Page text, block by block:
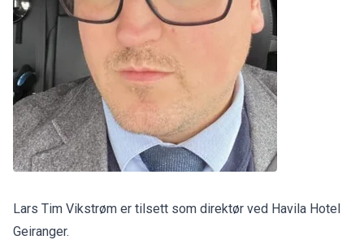
Lars Tim Vikstrøm er tilsett som direktør ved Havila Hotel
Geiranger.